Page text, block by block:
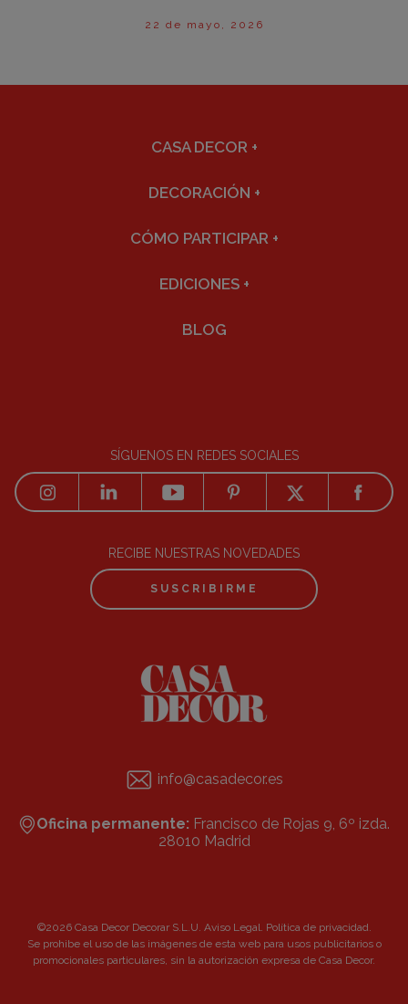
22 de mayo, 2026
CASA DECOR +
DECORACIÓN +
CÓMO PARTICIPAR +
EDICIONES +
BLOG
SÍGUENOS EN REDES SOCIALES
RECIBE NUESTRAS NOVEDADES
SUSCRIBIRME
info@casadecor.es
Oficina permanente: Francisco de Rojas 9, 6º izda.
28010 Madrid
©2026 Casa Decor Decorar S.L.U. Aviso Legal Política de privacidad
Se prohibe el uso de las imágenes de esta web para usos publicitarios o
promocionales particulares, sin la autorización expresa de Casa Decor.